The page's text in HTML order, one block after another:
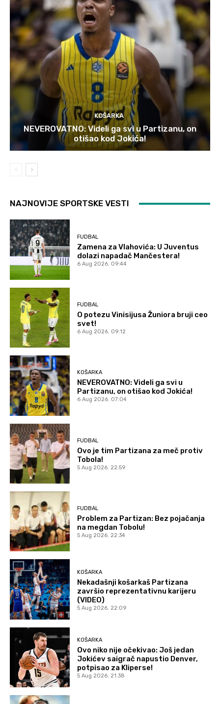
KOŠARKA
NEVEROVATNO: Videli ga svi u Partizanu, on
otišao kod Jokića!
NAJNOVIJE SPORTSKE VESTI
FUDBAL
Zamena za Vlahovića: U Juventus
dolazi napadač Mančestera!
6 Aug 2026. 09:44
FUDBAL
O potezu Vinisijusa Žuniora bruji ceo
svet!
6 Aug 2026. 09:12
KOŠARKA
NEVEROVATNO: Videli ga svi u
Partizanu, on otišao kod Jokića!
6 Aug 2026. 07:04
FUDBAL
Ovo je tim Partizana za meč protiv
Tobola!
5 Aug 2026. 22:59
FUDBAL
Problem za Partizan: Bez pojačanja
na megdan Tobolu!
5 Aug 2026. 22:34
KOŠARKA
Nekadašnji košarkaš Partizana
završio reprezentativnu karijeru
(VIDEO)
5 Aug 2026. 22:09
KOŠARKA
Ovo niko nije očekivao: Još jedan
Jokićev saigrač napustio Denver,
potpisao za Kliperse!
5 Aug 2026. 21:38